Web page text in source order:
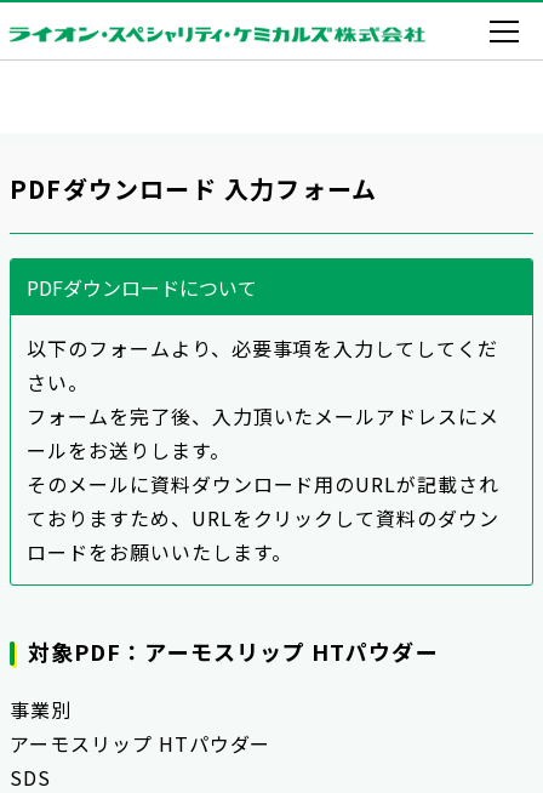
PDFダウンロード 入力フォーム
PDFダウンロードについて
以下のフォームより、必要事項を入力してしてくだ
さい。
フォームを完了後、入力頂いたメールアドレスにメ
ールをお送りします。
そのメールに資料ダウンロード用のURLが記載され
ておりますため、URLをクリックして資料のダウン
ロードをお願いいたします。
対象PDF：アーモスリップ HTパウダー
事業別
アーモスリップ HTパウダー
SDS